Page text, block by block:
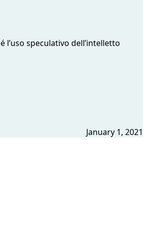
speculativo dell’intelletto
January 1, 2021